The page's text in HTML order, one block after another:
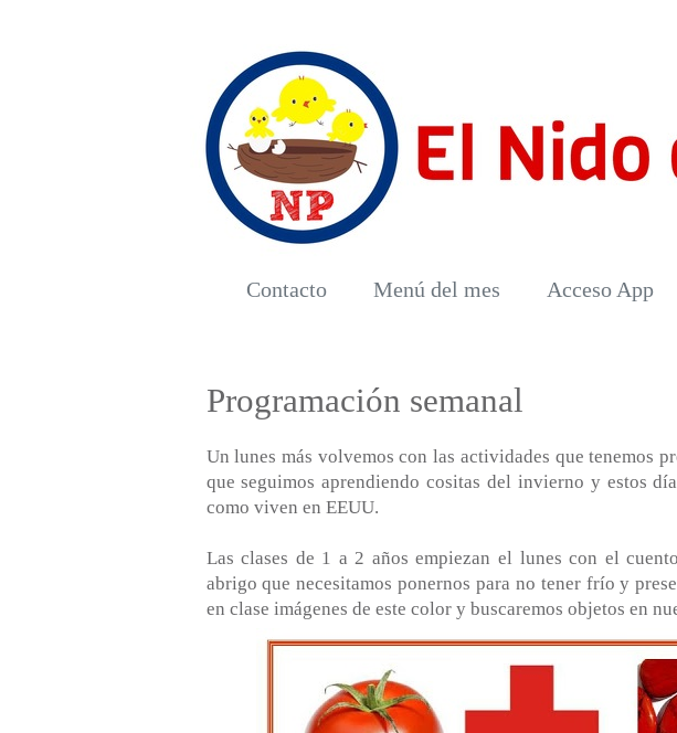
Contacto Menú del mes Acceso App
Programación semanal
Un lunes más volvemos con las actividades que tenemos
que seguimos aprendiendo cositas del invierno y estos
como viven en EEUU.
Las clases de 1 a 2 años empiezan el lunes con el
abrigo que necesitamos ponernos para no tener frío y
en clase imágenes de este color y buscaremos objetos en